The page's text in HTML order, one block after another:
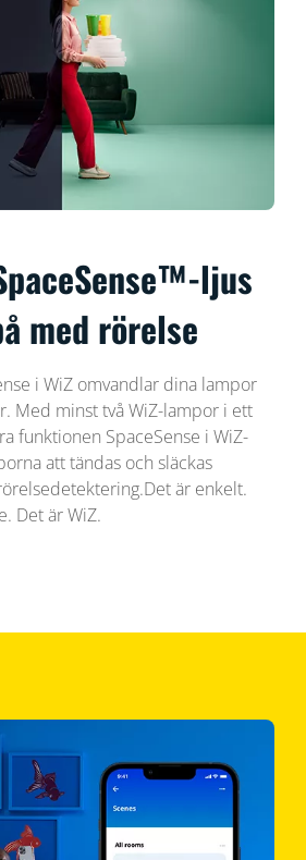
ljus
med rörelse
i WiZ omvandlar dina lampor
Med minst två WiZ-lampor i ett
funktionen SpaceSense i WiZ-
att tändas och släckas
är enkelt.
Det är WiZ.